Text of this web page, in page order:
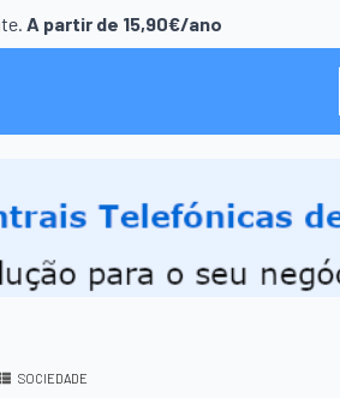
A partir de 15,90€/ano
SOCIEDADE